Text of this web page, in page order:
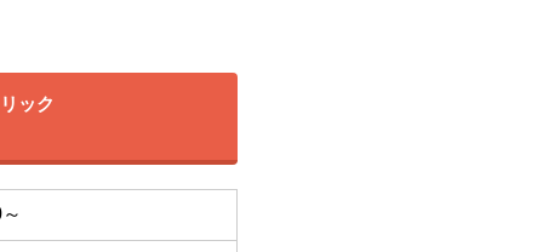
ック